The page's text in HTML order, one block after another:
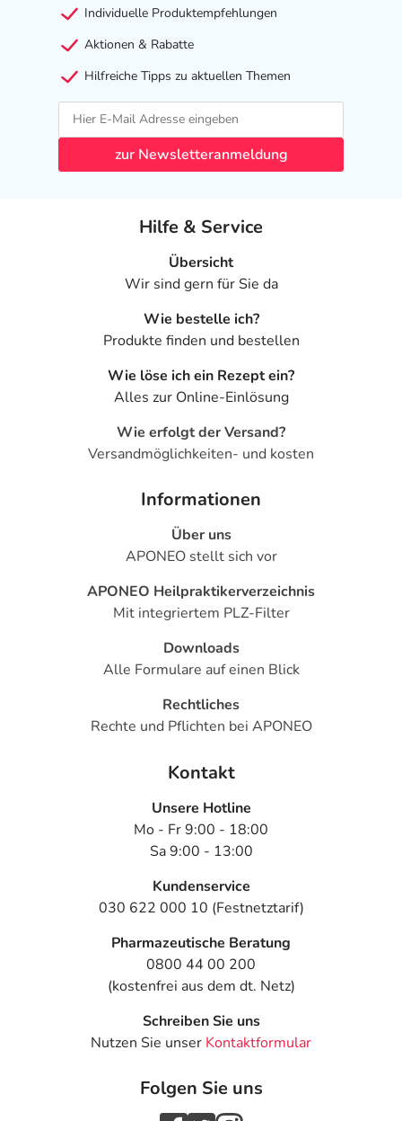
Individuelle Produktempfehlungen
Aktionen & Rabatte
Hilfreiche Tipps zu aktuellen Themen
zur Newsletteranmeldung
Hilfe & Service
Übersicht
Wir sind gern für Sie da
Wie bestelle ich?
Produkte finden und bestellen
Wie löse ich ein Rezept ein?
Alles zur Online-Einlösung
Wie erfolgt der Versand?
Versandmöglichkeiten- und kosten
Informationen
Über uns
APONEO stellt sich vor
APONEO Heilpraktikerverzeichnis
Mit integriertem PLZ-Filter
Downloads
Alle Formulare auf einen Blick
Rechtliches
Rechte und Pflichten bei APONEO
Kontakt
Unsere Hotline
Mo - Fr 9:00 - 18:00
Sa 9:00 - 13:00
Kundenservice
030 622 000 10 (Festnetztarif)
Pharmazeutische Beratung
0800 44 00 200
(kostenfrei aus dem dt. Netz)
Schreiben Sie uns
Nutzen Sie unser Kontaktformular
Folgen Sie uns